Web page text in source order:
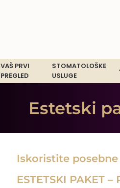
VAŠ PRVI
PREGLED
STOMATOLOŠKE
USLUGE
Estetski
Iskoristite
ESTETSKI PAKET